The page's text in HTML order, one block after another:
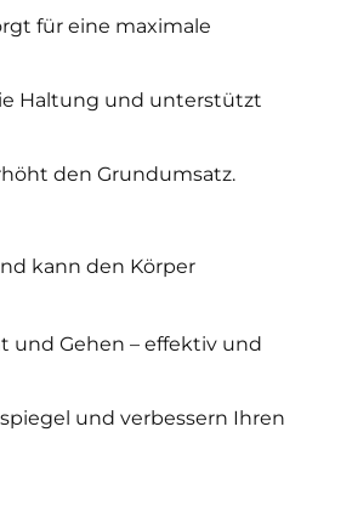
für eine maximale
Haltung und unterstützt
den Grundumsatz.
kann den Körper
und Gehen – effektiv und
und verbessern Ihren